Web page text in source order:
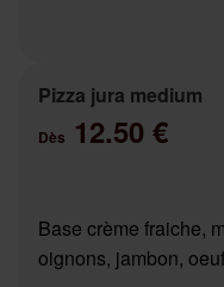
Pizza jura medium
Dès 12.50 €
Base crème fraiche,
oignons, jambon,